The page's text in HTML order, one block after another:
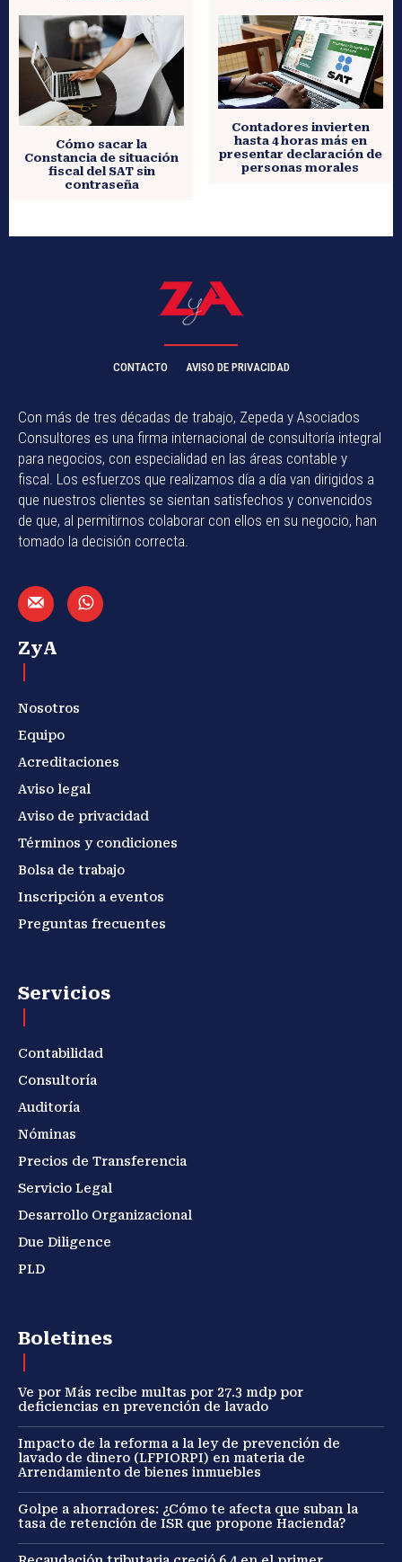
Cómo sacar la
Constancia de situación
fiscal del SAT sin
contraseña
Contadores invierten
hasta 4 horas más en
presentar declaración de
personas morales
CONTACTO AVISO DE PRIVACIDAD
Con más de tres décadas de trabajo, Zepeda y Asociados
Consultores es una firma internacional de consultoría integral
para negocios, con especialidad en las áreas contable y
fiscal. Los esfuerzos que realizamos día a día van dirigidos a
que nuestros clientes se sientan satisfechos y convencidos
de que, al permitirnos colaborar con ellos en su negocio, han
tomado la decisión correcta.
ZyA
Nosotros
Equipo
Acreditaciones
Aviso legal
Aviso de privacidad
Términos y condiciones
Bolsa de trabajo
Inscripción a eventos
Preguntas frecuentes
Servicios
Contabilidad
Consultoría
Auditoría
Nóminas
Precios de Transferencia
Servicio Legal
Desarrollo Organizacional
Due Diligence
PLD
Boletines
Ve por Más recibe multas por 27.3 mdp por
deficiencias en prevención de lavado
Impacto de la reforma a la ley de prevención de
lavado de dinero (LFPIORPI) en materia de
Arrendamiento de bienes inmuebles
Golpe a ahorradores: ¿Cómo te afecta que suban la
tasa de retención de ISR que propone Hacienda?